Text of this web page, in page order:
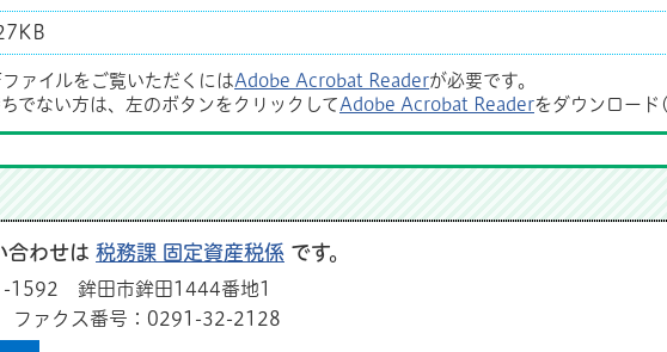
ファイルをご覧いただくにはAdobe Acrobat Readerが必要です。
でない方は、左のボタンをクリックして Adobe Acrobat Readerをダウンロー
合わせは 税務課 固定資産税係 です。
鉾田市鉾田1444番地1
ァクス番号：0291-32-2128